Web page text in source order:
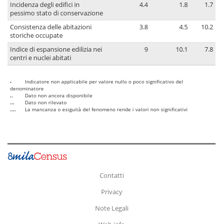
Incidenza degli edifici in
pessimo stato di conservazione
4.4 1.8 1.7
Consistenza delle abitazioni
storiche occupate
3.8 4.5 10.2
Indice di espansione edilizia nei
centri e nuclei abitati
9 10.1 7.8
-
Indicatore non applicabile per valore nullo o poco significativo del
denominatore
..
Dato non ancora disponibile
...
Dato non rilevato
....
La mancanza o esiguità del fenomeno rende i valori non significativi
Contatti
Privacy
Note Legali